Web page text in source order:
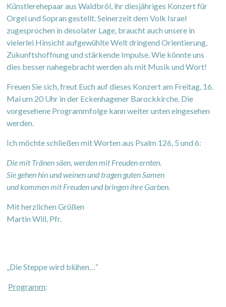
Künstlerehepaar aus Waldbröl, ihr diesjähriges Konzert für
Orgel und Sopran gestellt. Seinerzeit dem Volk Israel
zugesprochen in desolater Lage, braucht auch unsere in
vielerlei Hinsicht aufgewühlte Welt dringend Orientierung,
Zukunftshoffnung und stärkende Impulse. Wie könnte uns
dies besser nahegebracht werden als mit Musik und Wort!
Freuen Sie sich, freut Euch auf dieses Konzert am Freitag, 16.
Mai um 20 Uhr in der Eckenhagener Barockkirche. Die
vorgesehene Programmfolge kann weiter unten eingesehen
werden.
Ich möchte schließen mit Worten aus Psalm 126, 5 und 6:
Die mit Tränen säen, werden mit Freuden ernten.
Sie gehen hin und weinen und tragen guten Samen
und kommen mit Freuden und bringen ihre Garben.
Mit herzlichen Grüßen
Martin Will, Pfr.
„Die Steppe wird blühen…“
Programm: